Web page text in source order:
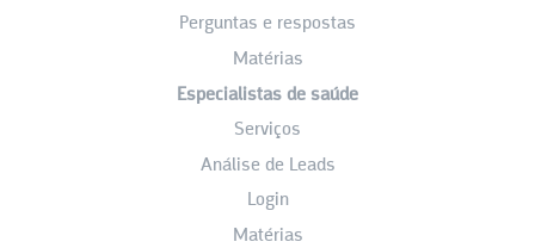
Perguntas e respostas
Matérias
Especialistas de saúde
Serviços
Análise de Leads
Login
Matérias